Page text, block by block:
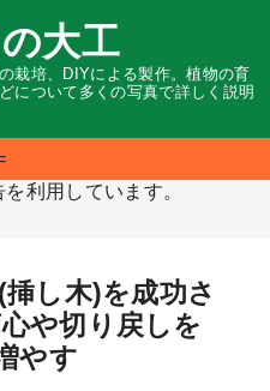
大工
栽培、DIYによる製作。植物の育
について多くの写真で詳しく説明
利用しています。
し木)を成功さ
や切り戻しを
やす